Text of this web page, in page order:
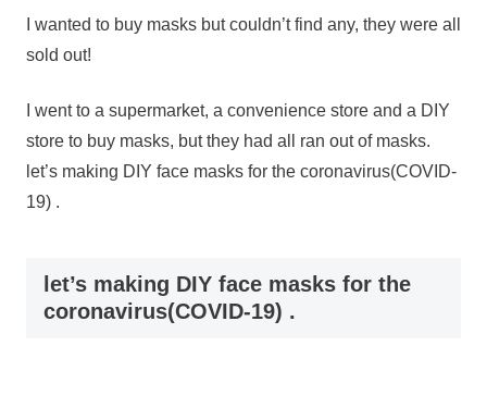
I wanted to buy masks but couldn’t find any, they were all
sold out!
I went to a supermarket, a convenience store and a DIY
store to buy masks, but they had all ran out of masks.
let’s making DIY face masks for the coronavirus(COVID-
19) .
let’s making DIY face masks for the
coronavirus(COVID-19) .